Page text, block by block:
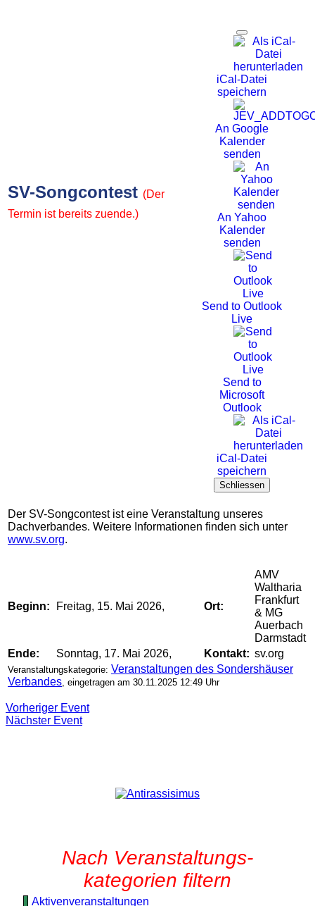
SV-Songcontest (Der
Termin ist bereits zuende.)
iCal-Datei
speichern
An Google
Kalender
senden
An Yahoo
Kalender
senden
Send to Outlook
Live
Send to
Microsoft
Outlook
iCal-Datei
speichern
Schliessen
Der SV-Songcontest ist eine Veranstaltung unseres
Dachverbandes. Weitere Informationen finden sich unter
www.sv.org.
Beginn: Freitag, 15. Mai 2026, Ort:
AMV
Waltharia
Frankfurt
& MG
Auerbach
Darmstadt
Ende:
Sonntag, 17. Mai 2026, Kontakt: sv.org
Veranstaltungskategorie: Veranstaltungen des Sondershäuser
Verbandes , eingetragen am 30.11.2025 12:49 Uhr
Vorheriger Event
Nächster Event
Nach Veranstaltungs-
kategorien filtern
Aktivenveranstaltungen